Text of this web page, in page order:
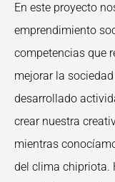
En este proyecto
emprendimiento
competencias que
mejorar la
desarrollado
crear nuestra
mientras
del clima chipriota.